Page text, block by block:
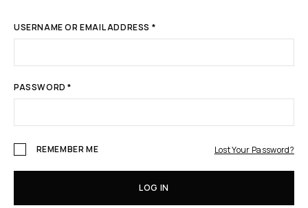
USERNAME OR EMAIL ADDRESS *
PASSWORD*
REMEMBER ME Lost Your Password?
LOG IN